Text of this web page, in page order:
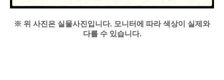
※ 위 사진은 실물사진입니다. 모니터에 따라 색상이 실제와
다를 수 있습니다.